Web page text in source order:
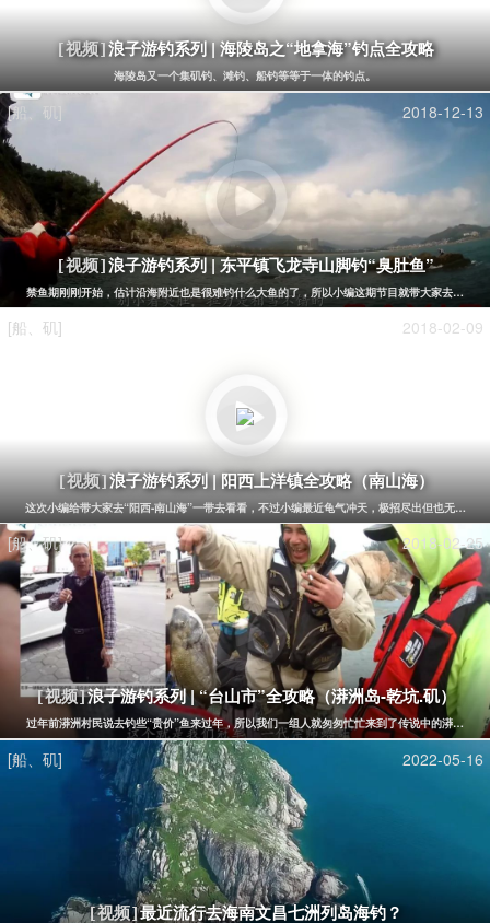
[视频]浪子游钓系列 | 海陵岛之“地拿海”钓点全攻略
海陵岛又一个集矶钓、滩钓、船钓等等于一体的钓点。
[船、矶] 2018-12-13
[视频]浪子游钓系列 | 东平镇飞龙寺山脚钓“臭肚鱼”
禁鱼期刚刚开始，估计沿海附近也是很难钓什么大鱼的了，所以小编这期节目就带大家去东平
[船、矶] 2018-02-09
[视频]浪子游钓系列 | 阳西上洋镇全攻略（南山海）
这次小编给带大家去“阳西-南山海”一带去看看，不过小编最近龟气冲天，极招尽出但也无力回
[船、矶] 2018-02-25
[视频]浪子游钓系列 | “台山市”全攻略（漭洲岛-乾坑.矶）
过年前漭洲村民说去钓些“贵价”鱼来过年，所以我们一组人就匆匆忙忙来到了传说中的漭洲，
[船、矶] 2022-05-16
[视频]最近流行去海南文昌七洲列岛海钓？